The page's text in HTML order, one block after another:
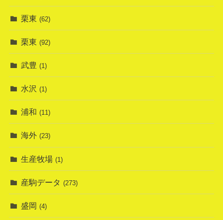
栗東 (62)
栗東 (92)
武豊 (1)
水沢 (1)
浦和 (11)
海外 (23)
生産牧場 (1)
産駒データ (273)
盛岡 (4)